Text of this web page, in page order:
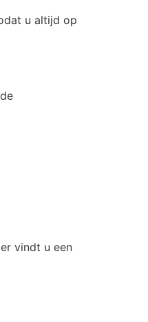
u altijd op
vindt u een